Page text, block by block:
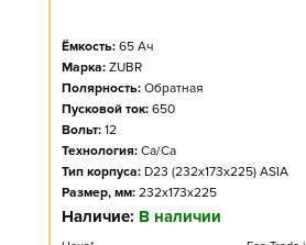
Ёмкость: 65 Ач
Марка: ZUBR
Полярность: Обратная
Пусковой ток: 650
Вольт: 12
Технология: Ca/Ca
Тип корпуса: D23 (232x173x225) ASIA
Размер, мм: 232x173x225
Наличие: В наличии